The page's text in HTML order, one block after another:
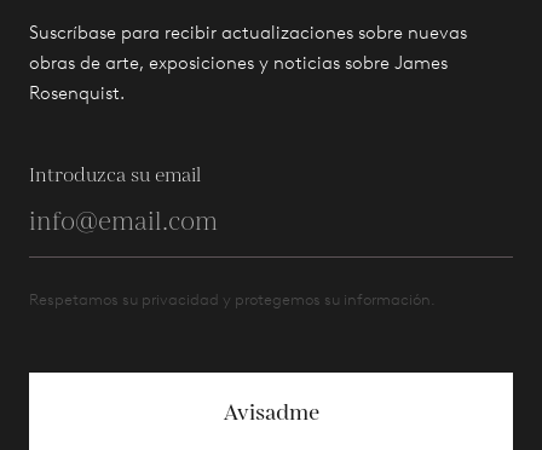
Suscríbase para recibir actualizaciones sobre nuevas
obras de arte, exposiciones y noticias sobre James
Rosenquist.
Introduzca su email
Respetamos su privacidad y protegemos su información.
Avisadme